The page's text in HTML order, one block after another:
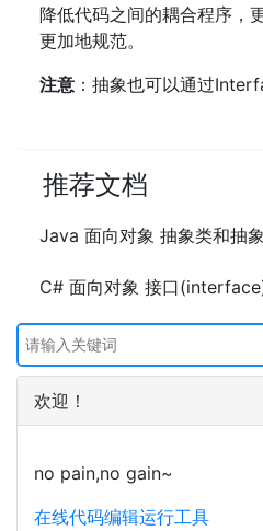
降低代码之间的耦合程序，
更加地规范。
注意 ：抽象也可以通过
推荐文档
Java 面向对象 抽象类和抽
C# 面向对象 接口
欢迎！
no pain,no gain~
在线代码编辑运行工具